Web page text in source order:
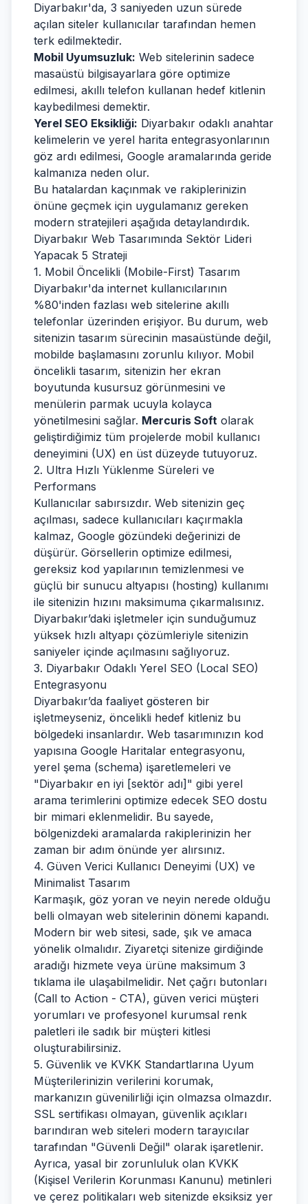
Diyarbakır'da, 3 saniyeden uzun sürede
açılan siteler kullanıcılar tarafından hemen
terk edilmektedir.
Mobil Uyumsuzluk: Web sitelerinin sadece
masaüstü bilgisayarlara göre optimize
edilmesi, akıllı telefon kullanan hedef kitlenin
kaybedilmesi demektir.
Yerel SEO Eksikliği: Diyarbakır odaklı anahtar
kelimelerin ve yerel harita entegrasyonlarının
göz ardı edilmesi, Google aramalarında geride
kalmanıza neden olur.
Bu hatalardan kaçınmak ve rakiplerinizin
önüne geçmek için uygulamanız gereken
modern stratejileri aşağıda detaylandırdık.
Diyarbakır Web Tasarımında Sektör Lideri
Yapacak 5 Strateji
1. Mobil Öncelikli (Mobile-First) Tasarım
Diyarbakır'da internet kullanıcılarının
%80'inden fazlası web sitelerine akıllı
telefonlar üzerinden erişiyor. Bu durum, web
sitenizin tasarım sürecinin masaüstünde değil,
mobilde başlamasını zorunlu kılıyor. Mobil
öncelikli tasarım, sitenizin her ekran
boyutunda kusursuz görünmesini ve
menülerin parmak ucuyla kolayca
yönetilmesini sağlar. Mercuris Soft olarak
geliştirdiğimiz tüm projelerde mobil kullanıcı
deneyimini (UX) en üst düzeyde tutuyoruz.
2. Ultra Hızlı Yüklenme Süreleri ve
Performans
Kullanıcılar sabırsızdır. Web sitenizin geç
açılması, sadece kullanıcıları kaçırmakla
kalmaz, Google gözündeki değerinizi de
düşürür. Görsellerin optimize edilmesi,
gereksiz kod yapılarının temizlenmesi ve
güçlü bir sunucu altyapısı (hosting) kullanımı
ile sitenizin hızını maksimuma çıkarmalısınız.
Diyarbakır’daki işletmeler için sunduğumuz
yüksek hızlı altyapı çözümleriyle sitenizin
saniyeler içinde açılmasını sağlıyoruz.
3. Diyarbakır Odaklı Yerel SEO (Local SEO)
Entegrasyonu
Diyarbakır’da faaliyet gösteren bir
işletmeyseniz, öncelikli hedef kitleniz bu
bölgedeki insanlardır. Web tasarımınızın kod
yapısına Google Haritalar entegrasyonu,
yerel şema (schema) işaretlemeleri ve
"Diyarbakır en iyi [sektör adı]" gibi yerel
arama terimlerini optimize edecek SEO dostu
bir mimari eklenmelidir. Bu sayede,
bölgenizdeki aramalarda rakiplerinizin her
zaman bir adım önünde yer alırsınız.
4. Güven Verici Kullanıcı Deneyimi (UX) ve
Minimalist Tasarım
Karmaşık, göz yoran ve neyin nerede olduğu
belli olmayan web sitelerinin dönemi kapandı.
Modern bir web sitesi, sade, şık ve amaca
yönelik olmalıdır. Ziyaretçi sitenize girdiğinde
aradığı hizmete veya ürüne maksimum 3
tıklama ile ulaşabilmelidir. Net çağrı butonları
(Call to Action - CTA), güven verici müşteri
yorumları ve profesyonel kurumsal renk
paletleri ile sadık bir müşteri kitlesi
oluşturabilirsiniz.
5. Güvenlik ve KVKK Standartlarına Uyum
Müşterilerinizin verilerini korumak,
markanızın güvenilirliği için olmazsa olmazdır.
SSL sertifikası olmayan, güvenlik açıkları
barındıran web siteleri modern tarayıcılar
tarafından "Güvenli Değil" olarak işaretlenir.
Ayrıca, yasal bir zorunluluk olan KVKK
(Kişisel Verilerin Korunması Kanunu) metinleri
ve çerez politikaları web sitenizde eksiksiz yer